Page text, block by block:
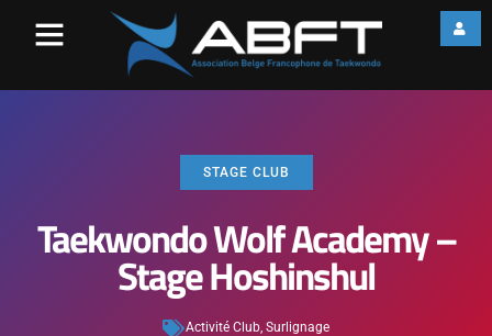
STAGE CLUB
Taekwondo Wolf Academy –
Stage Hoshinshul
Activité Club, Surlignage